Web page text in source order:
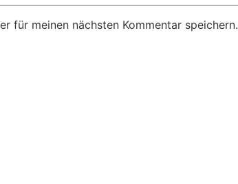
für meinen nächsten Kommentar speichern.